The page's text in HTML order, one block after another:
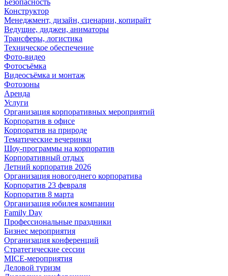
Безопасность
Конструктор
Менеджмент, дизайн, сценарии, копирайт
Ведущие, диджеи, аниматоры
Трансферы, логистика
Техническое обеспечение
Фото-видео
Фотосъёмка
Видеосъёмка и монтаж
Фотозоны
Аренда
Услуги
Организация корпоративных мероприятий
Корпоратив в офисе
Корпоратив на природе
Тематические вечеринки
Шоу-программы на корпоратив
Корпоративный отдых
Летний корпоратив 2026
Организация новогоднего корпоратива
Корпоратив 23 февраля
Корпоратив 8 марта
Организация юбилея компании
Family Day
Профессиональные праздники
Бизнес мероприятия
Организация конференций
Стратегические сессии
MICE-мероприятия
Деловой туризм